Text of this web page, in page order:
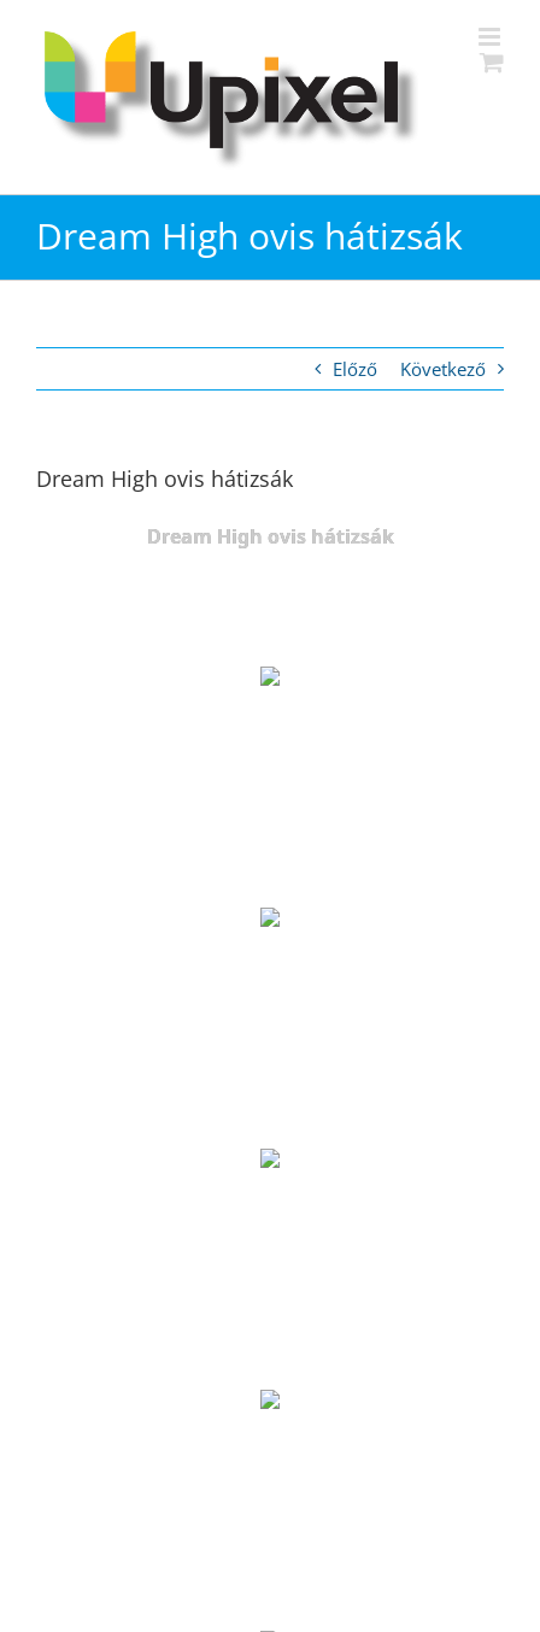
Dream High ovis hátizsák
Előző Következő
Dream High ovis hátizsák
Dream High ovis hátizsák